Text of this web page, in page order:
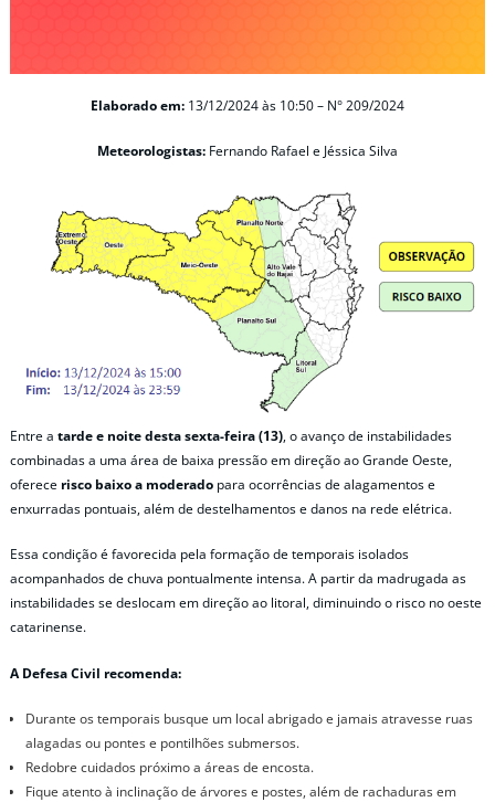
Elaborado em: 13/12/2024 às 10:50 – N° 209/2024
Meteorologistas: Fernando Rafael e Jéssica Silva
Entre a tarde e noite desta sexta-feira (13), o avanço de instabilidades
combinadas a uma área de baixa pressão em direção ao Grande Oeste,
oferece risco baixo a moderado para ocorrências de alagamentos e
enxurradas pontuais, além de destelhamentos e danos na rede elétrica.
Essa condição é favorecida pela formação de temporais isolados
acompanhados de chuva pontualmente intensa. A partir da madrugada as
instabilidades se deslocam em direção ao litoral, diminuindo o risco no oeste
catarinense.
A Defesa Civil recomenda:
Durante os temporais busque um local abrigado e jamais atravesse ruas
alagadas ou pontes e pontilhões submersos.
Redobre cuidados próximo a áreas de encosta.
Fique atento à inclinação de árvores e postes, além de rachaduras em